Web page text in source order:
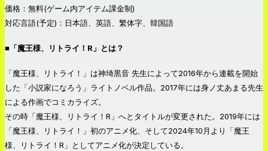
価格：無料(ゲーム内アイテム課金制)
対応言語(予定)：日本語、英語、繁体字、韓国語
■「魔王様、リトライ！R」とは？
「魔王様、リトライ！」は神埼黒音 先生によって2016年から連載を開始
した「小説家になろう」ライトノベル作品。2017年には身ノ丈あまる先生
による作画でコミカライズ。
その時「魔王様、リトライ！R」へとタイトルが変更された。2019年には
「魔王様、リトライ！」初のアニメ化、そして2024年10月より「魔王
様、リトライ！R」としてアニメ化が決定している。